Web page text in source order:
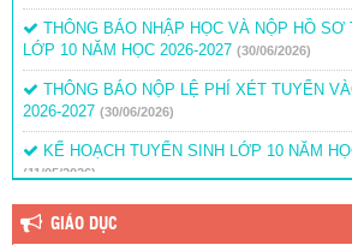
THÔNG BÁO NHẬP HỌC VÀ NỘP HỒ SƠ
LỚP 10 NĂM HỌC 2026-2027 (30/06/2026)
THÔNG BÁO NỘP LỆ PHÍ XÉT TUYỂN
2026-2027 (30/06/2026)
KẾ HOẠCH TUYỂN SINH LỚP 10 NĂM
(11/05/2026)
THÔNG BÁO DANH SÁCH LỚP 10 NĂM
GIAN TẬP TRUNG HỌC SINH KHỐI 10.
GIÁO DỤC